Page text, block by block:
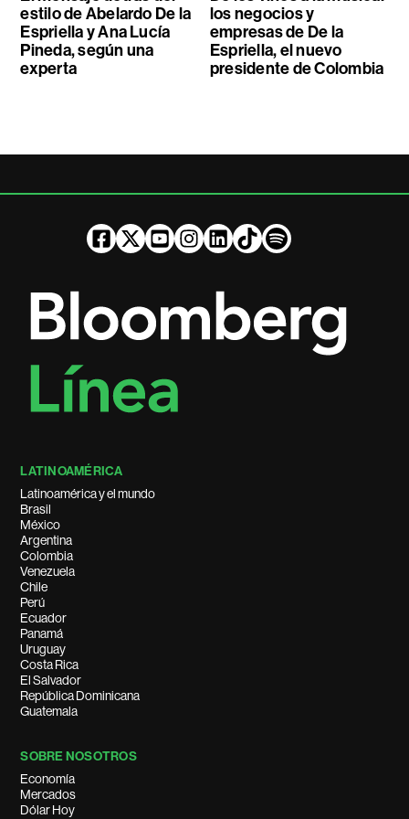
estilo de Abelardo De la
Espriella y Ana Lucía
Pineda, según una
experta
los negocios y
empresas de De la
Espriella, el nuevo
presidente de Colombia
LATINOAMÉRICA
Latinoamérica y el mundo
Brasil
México
Argentina
Colombia
Venezuela
Chile
Perú
Ecuador
Panamá
Uruguay
Costa Rica
El Salvador
República Dominicana
Guatemala
SOBRE NOSOTROS
Economía
Mercados
Dólar Hoy